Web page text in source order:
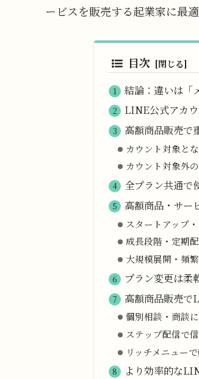
ービスを販売する起業家に最
目次
結論：違いは「
LINE公式アカ
高額商品販売で
カウント対象と
カウント対象外
全プラン共通で
高額商品・サー
スタートアップ
成長段階・定期
大規模展開・頻
プラン変更は柔
高額商品販売で
個別相談・商談
ステップ配信で
リッチメニュー
より効率的な